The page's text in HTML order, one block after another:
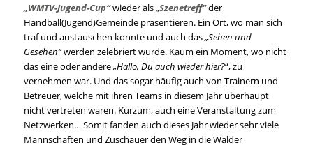
„WMTV-Jugend-Cup“wieder als „Szenetreff“der
Handball(Jugend)Gemeinde präsentieren. Ein Ort, wo man sich
traf und austauschen konnte und auch das„Sehen und
Gesehen“werden zelebriert wurde. Kaum ein Moment, wo nicht
das eine oder andere„Hallo, Du auch wieder hier?“, zu
vernehmen war. Und das sogar häufig auch von Trainern und
Betreuer, welche mit ihren Teams in diesem Jahr überhaupt
nicht vertreten waren. Kurzum, auch eine Veranstaltung zum
Netzwerken… Somit fanden auch dieses Jahr wieder sehr viele
Mannschaften und Zuschauer den Weg in die Walder